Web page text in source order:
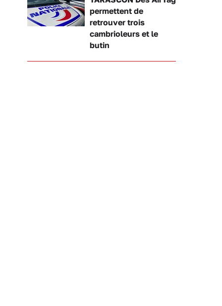
permettent de
retrouver trois
cambrioleurs et le
butin